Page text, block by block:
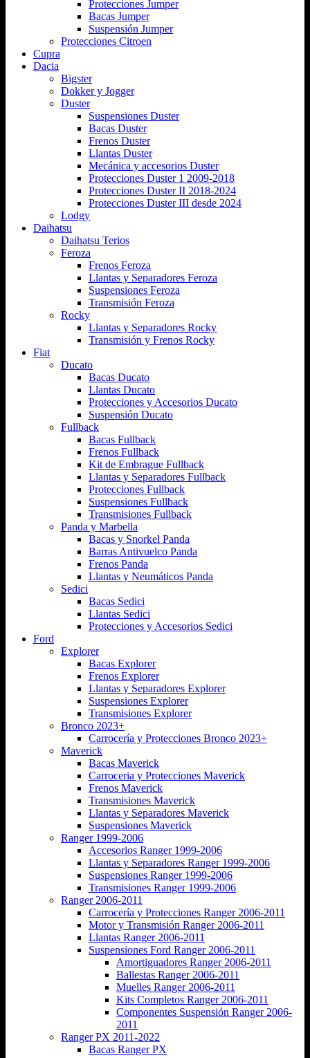
Protecciones Jumper
Bacas Jumper
Suspensión Jumper
Protecciones Citroen
Cupra
Dacia
Bigster
Dokker y Jogger
Duster
Suspensiones Duster
Bacas Duster
Frenos Duster
Llantas Duster
Mecánica y accesorios Duster
Protecciones Duster 1 2009-2018
Protecciones Duster II 2018-2024
Protecciones Duster III desde 2024
Lodgy
Daihatsu
Daihatsu Terios
Feroza
Frenos Feroza
Llantas y Separadores Feroza
Suspensiones Feroza
Transmisión Feroza
Rocky
Llantas y Separadores Rocky
Transmisión y Frenos Rocky
Fiat
Ducato
Bacas Ducato
Llantas Ducato
Protecciones y Accesorios Ducato
Suspensión Ducato
Fullback
Bacas Fullback
Frenos Fullback
Kit de Embrague Fullback
Llantas y Separadores Fullback
Protecciones Fullback
Suspensiones Fullback
Transmisiones Fullback
Panda y Marbella
Bacas y Snorkel Panda
Barras Antivuelco Panda
Frenos Panda
Llantas y Neumáticos Panda
Sedici
Bacas Sedici
Llantas Sedici
Protecciones y Accesorios Sedici
Ford
Explorer
Bacas Explorer
Frenos Explorer
Llantas y Separadores Explorer
Suspensiones Explorer
Transmisiones Explorer
Bronco 2023+
Carrocería y Protecciones Bronco 2023+
Maverick
Bacas Maverick
Carroceria y Protecciones Maverick
Frenos Maverick
Transmisiones Maverick
Llantas y Separadores Maverick
Suspensiones Maverick
Ranger 1999-2006
Accesorios Ranger 1999-2006
Llantas y Separadores Ranger 1999-2006
Suspensiones Ranger 1999-2006
Transmisiones Ranger 1999-2006
Ranger 2006-2011
Carrocería y Protecciones Ranger 2006-2011
Motor y Transmisión Ranger 2006-2011
Llantas Ranger 2006-2011
Suspensiones Ford Ranger 2006-2011
Amortiguadores Ranger 2006-2011
Ballestas Ranger 2006-2011
Muelles Ranger 2006-2011
Kits Completos Ranger 2006-2011
Componentes Suspensión Ranger 2006-
2011
Ranger PX 2011-2022
Bacas Ranger PX